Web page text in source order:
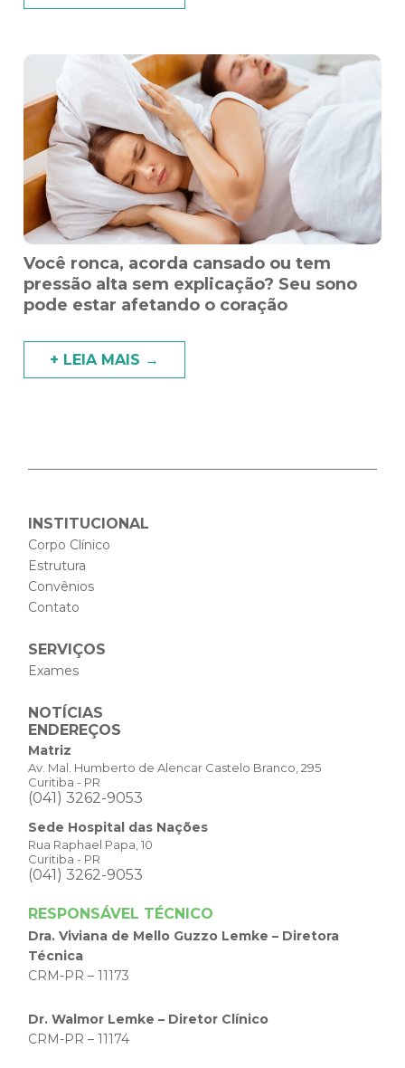
Você ronca, acorda cansado ou tem
pressão alta sem explicação? Seu sono
pode estar afetando o coração
+ LEIA MAIS →
INSTITUCIONAL
Corpo Clínico
Estrutura
Convênios
Contato
SERVIÇOS
Exames
NOTÍCIAS
ENDEREÇOS
Matriz
Av. Mal. Humberto de Alencar Castelo Branco, 295
Curitiba - PR
(041) 3262-9053
Sede Hospital das Nações
Rua Raphael Papa, 10
Curitiba - PR
(041) 3262-9053
RESPONSÁVEL TÉCNICO
Dra. Viviana de Mello Guzzo Lemke – Diretora
Técnica
CRM-PR – 11173
Dr. Walmor Lemke – Diretor Clínico
CRM-PR – 11174